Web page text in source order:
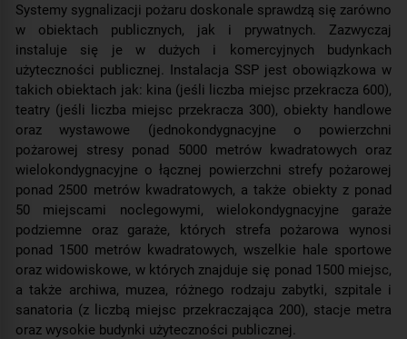
Systemy sygnalizacji pożaru doskonale sprawdzą się zarówno
w obiektach publicznych, jak i prywatnych. Zazwyczaj
instaluje się je w dużych i komercyjnych budynkach
użyteczności publicznej. Instalacja SSP jest obowiązkowa w
takich obiektach jak: kina (jeśli liczba miejsc przekracza 600),
teatry (jeśli liczba miejsc przekracza 300), obiekty handlowe
oraz wystawowe (jednokondygnacyjne o powierzchni
pożarowej stresy ponad 5000 metrów kwadratowych oraz
wielokondygnacyjne o łącznej powierzchni strefy pożarowej
ponad 2500 metrów kwadratowych, a także obiekty z ponad
50 miejscami noclegowymi, wielokondygnacyjne garaże
podziemne oraz garaże, których strefa pożarowa wynosi
ponad 1500 metrów kwadratowych, wszelkie hale sportowe
oraz widowiskowe, w których znajduje się ponad 1500 miejsc,
a także archiwa, muzea, różnego rodzaju zabytki, szpitale i
sanatoria (z liczbą miejsc przekraczająca 200), stacje metra
oraz wysokie budynki użyteczności publicznej.